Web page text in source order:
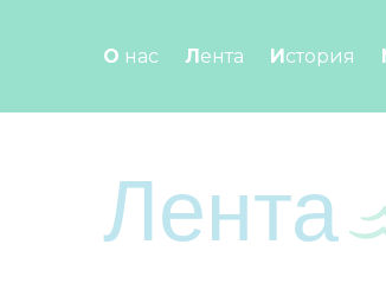
О нас
Лента История
Лента